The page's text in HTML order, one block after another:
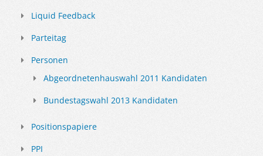
Liquid Feedback
Parteitag
Personen
Abgeordnetenhauswahl 2011 Kandidaten
Bundestagswahl 2013 Kandidaten
Positionspapiere
PPI